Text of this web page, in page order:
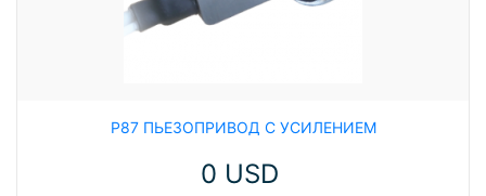
P87 ПЬЕЗОПРИВОД С УСИЛЕНИЕМ
0 USD